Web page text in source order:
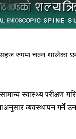
रुपमा चल्न
स्वास्थ्य परीक्षण
व्यवस्थापन गर्ने